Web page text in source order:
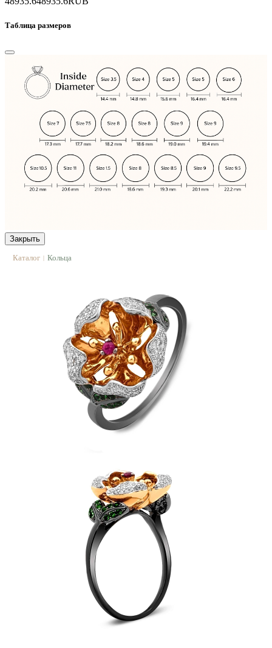
Таблица размеров
Закрыть
Каталог | Кольца